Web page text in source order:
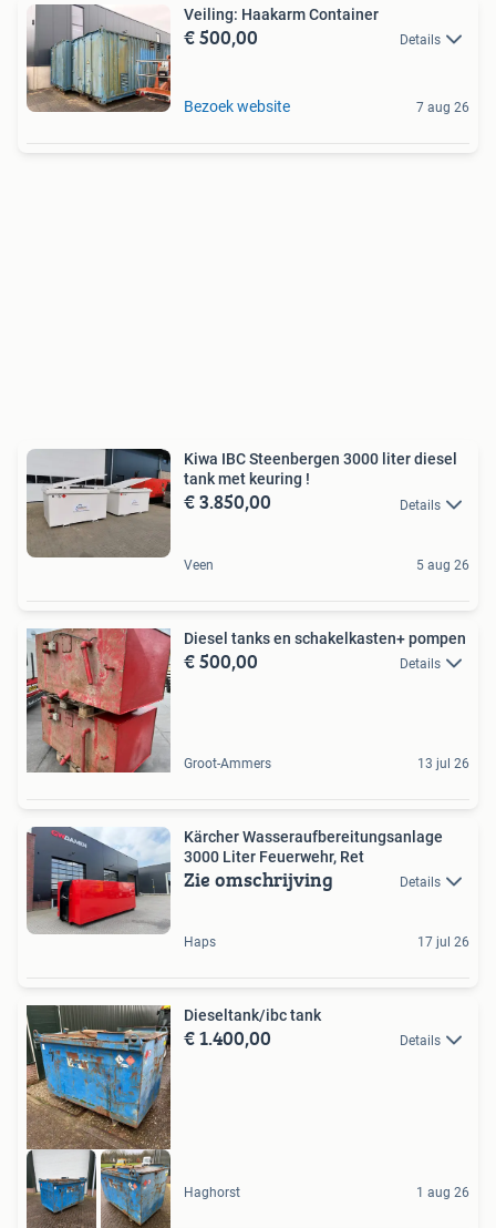
Veiling: Haakarm Container
€ 500,00 Details
Bezoek website 7 aug 26
Kiwa IBC Steenbergen 3000 liter diesel
tank met keuring !
€ 3.850,00 Details
Veen 5 aug 26
Diesel tanks en schakelkasten+ pompen
€ 500,00 Details
Groot-Ammers 13 jul 26
Kärcher Wasseraufbereitungsanlage
3000 Liter Feuerwehr, Ret
Zie omschrijving Details
Haps 17 jul 26
Dieseltank/ibc tank
€ 1.400,00 Details
Haghorst 1 aug 26